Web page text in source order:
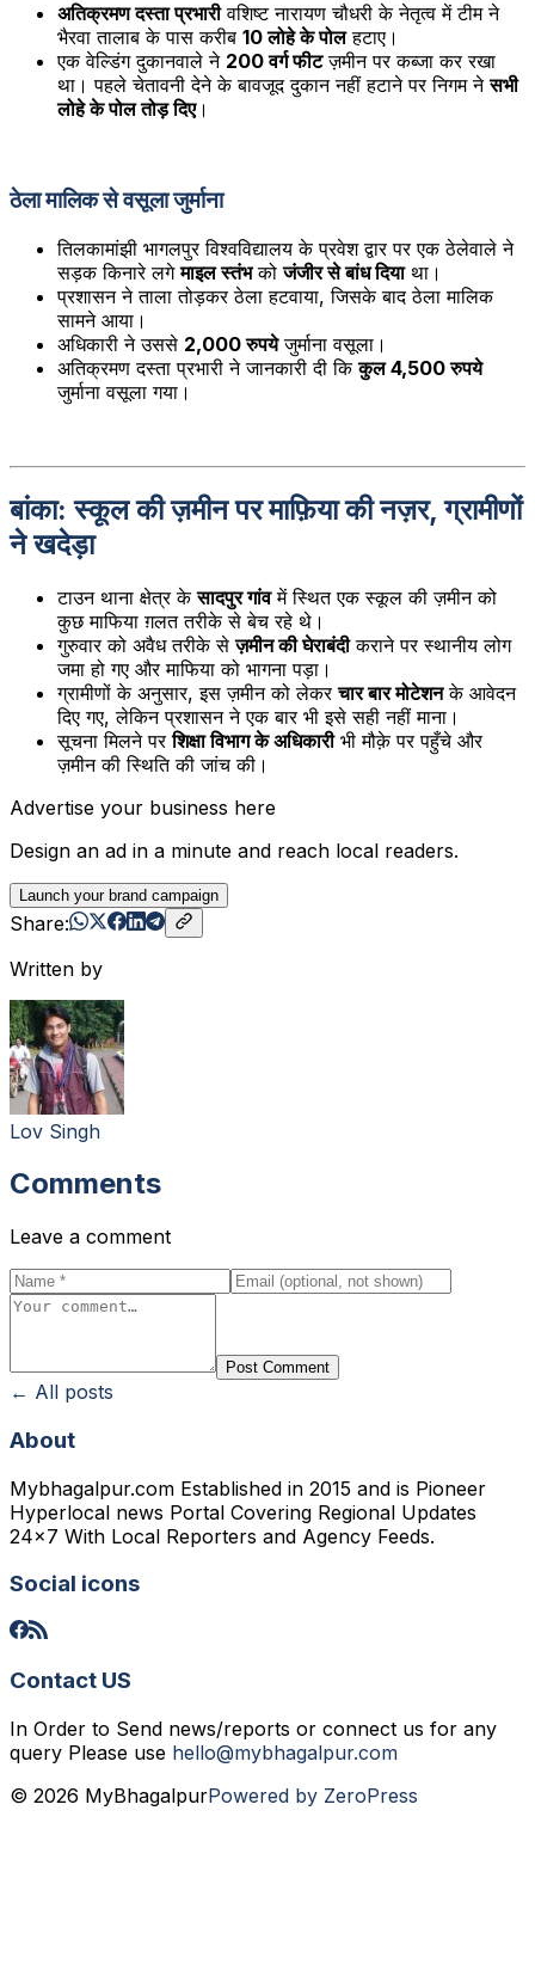
अतिक्रमण दस्ता प्रभारीवशिष्ट नारायण चौधरी के नेतृत्व में टीम ने
भैरवा तालाब के पास करीब 10 लोहे के पोलहटाए।
एक वेल्डिंग दुकानवाले ने 200 वर्ग फीटज़मीन पर कब्जा कर रखा
था। पहले चेतावनी देने के बावजूद दुकान नहीं हटाने पर निगम नेसभी
लोहे के पोल तोड़ दिए।
ठेला मालिक से वसूला जुर्माना
तिलकामांझी भागलपुर विश्वविद्यालय के प्रवेश द्वार पर एक ठेलेवाले ने
सड़क किनारे लगेमाइल स्तंभकोजंजीर से बांध दियाथा।
प्रशासन ने ताला तोड़कर ठेला हटवाया, जिसके बाद ठेला मालिक
सामने आया।
अधिकारी ने उससे 2,000 रुपयेजुर्माना वसूला।
अतिक्रमण दस्ता प्रभारी ने जानकारी दी किकुल 4,500 रुपये
जुर्माना वसूला गया।
बांका: स्कूल की ज़मीन पर माफ़िया की नज़र, ग्रामीणों
ने खदेड़ा
टाउन थाना क्षेत्र केसादपुर गांवमें स्थित एक स्कूल की ज़मीन को
कुछ माफिया ग़लत तरीके से बेच रहे थे।
गुरुवार को अवैध तरीके सेज़मीन की घेराबंदीकराने पर स्थानीय लोग
जमा हो गए और माफिया को भागना पड़ा।
ग्रामीणों के अनुसार, इस ज़मीन को लेकरचार बार मोटेशनके आवेदन
दिए गए, लेकिन प्रशासन ने एक बार भी इसे सही नहीं माना।
सूचना मिलने परशिक्षा विभाग के अधिकारीभी मौक़े पर पहुँचे और
ज़मीन की स्थिति की जांच की।
Advertise your business here
Design an ad in a minute and reach local readers.
Launch your brand campaign
Share:
Written by
Lov Singh
Comments
Leave a comment
Post Comment
← All posts
About
Mybhagalpur.com Established in 2015 and is Pioneer
Hyperlocal news Portal Covering Regional Updates
24x7 With Local Reporters and Agency Feeds.
Social icons
Contact US
In Order to Send news/reports or connect us for any
query Please use hello@mybhagalpur.com
© 2026 MyBhagalpurPowered by ZeroPress